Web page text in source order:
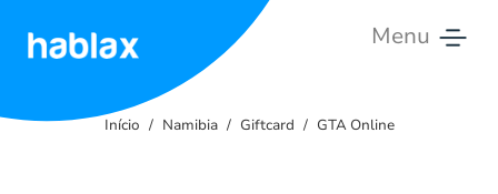
Menu
Início Namibia Giftcard GTA Online